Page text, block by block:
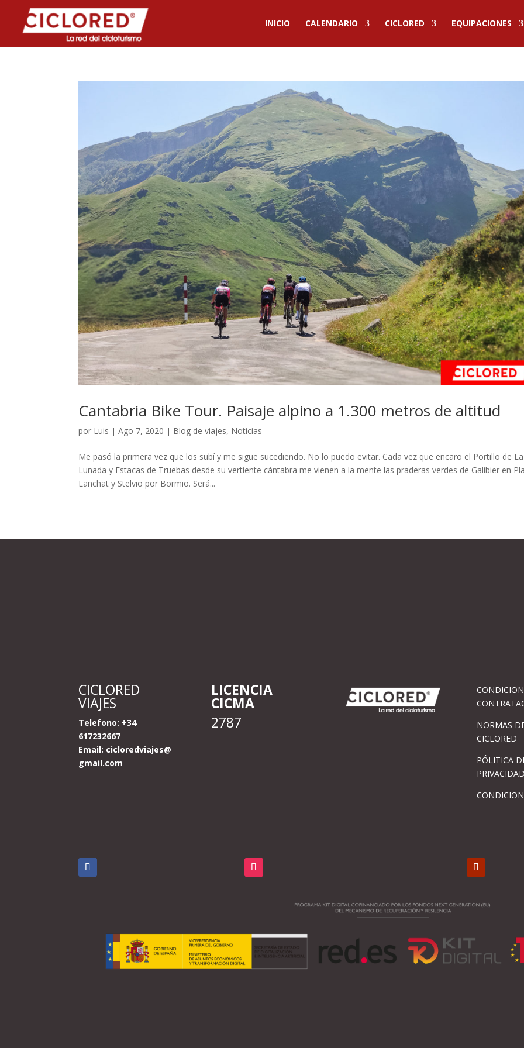
INICIO CALENDARIO CICLORED EQUIPACIONES
Cantabria Bike Tour. Paisaje alpino a 1.300 metros de altitud
por Luis |Ago 7, 2020 | Blog de viajes, Noticias
Me pasó la primera vez que los subí y me sigue sucediendo. No lo puedo evitar. Cada vez que encaro el Portillo de La
Lunada y Estacas de Truebas desde su vertiente cántabra me vienen a la mente las praderas verdes de Galibier en
Lanchat y Stelvio por Bormio. Será...
CICLORED
VIAJES
Telefono: +34
617232667
Email: cicloredviajes@
gmail.com
LICENCIA
CICMA
2787
NORMAS
CICLORED
PÓLITICA